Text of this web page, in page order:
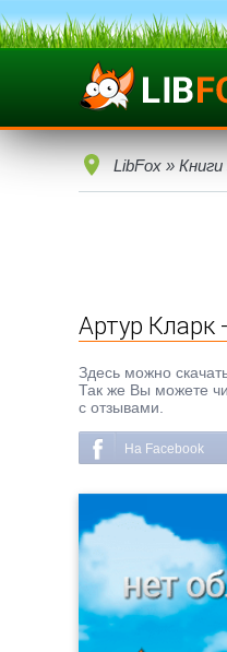
LibFox » Книги
Артур Кларк
Здесь можно
Так же Вы можете
с отзывами.
На Facebook